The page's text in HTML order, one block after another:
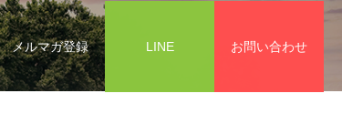
メルマガ登録 LINE お問い合わせ